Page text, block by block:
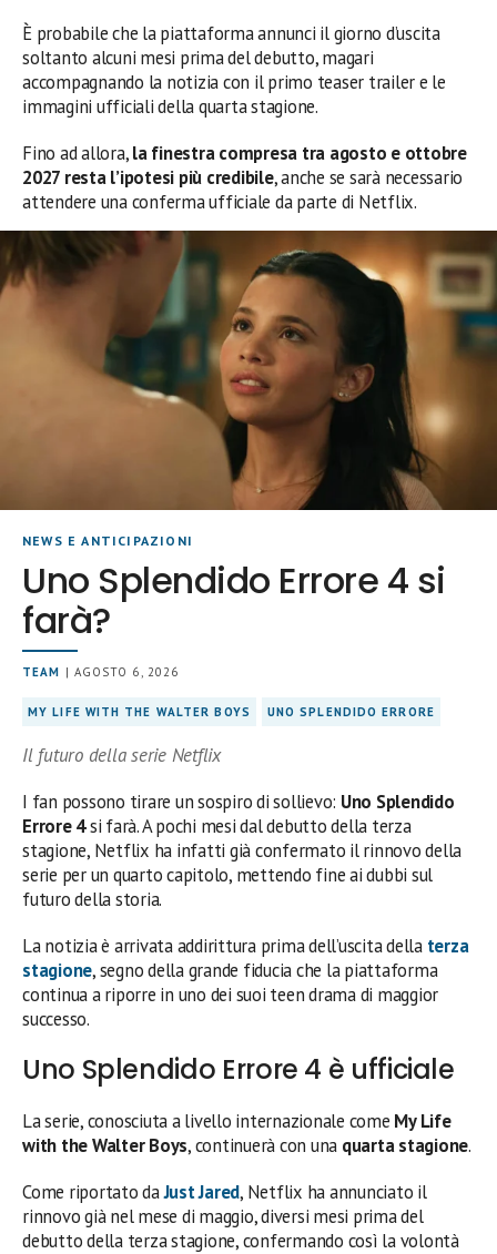
È probabile che la piattaforma annunci il giorno d’uscita
soltanto alcuni mesi prima del debutto, magari
accompagnando la notizia con il primo teaser trailer e le
immagini ufficiali della quarta stagione.
Fino ad allora,la finestra compresa tra agosto e ottobre
2027 resta l’ipotesi più credibile, anche se sarà necessario
attendere una conferma ufficiale da parte di Netflix.
NEWS E ANTICIPAZIONI
Uno Splendido Errore 4 si
farà?
TEAM | AGOSTO 6, 2026
MY LIFE WITH THE WALTER BOYS UNO SPLENDIDO ERRORE
Il futuro della serie Netflix
I fan possono tirare un sospiro di sollievo: Uno Splendido
Errore 4si farà. A pochi mesi dal debutto della terza
stagione, Netflix ha infatti già confermato il rinnovo della
serie per un quarto capitolo, mettendo fine ai dubbi sul
futuro della storia.
La notizia è arrivata addirittura prima dell’uscita della terza
stagione, segno della grande fiducia che la piattaforma
continua a riporre in uno dei suoi teen drama di maggior
successo.
Uno Splendido Errore 4 è ufficiale
La serie, conosciuta a livello internazionale come My Life
with the Walter Boys, continuerà con una quarta stagione.
Come riportato daJust Jared, Netflix ha annunciato il
rinnovo già nel mese di maggio, diversi mesi prima del
debutto della terza stagione, confermando così la volontà